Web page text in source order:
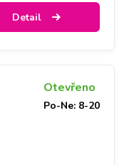
Detail
Otevřeno
Po-Ne: 8-20